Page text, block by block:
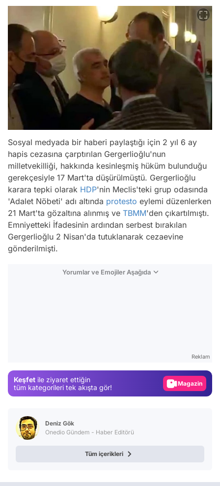
Sosyal medyada bir haberi paylaştığı için 2 yıl 6 ay
hapis cezasına çarptırılan Gergerlioğlu'nun
milletvekilliği, hakkında kesinleşmiş hüküm bulunduğu
gerekçesiyle 17 Mart'ta düşürülmüştü. Gergerlioğlu
karara tepki olarak HDP'nin Meclis'teki grup odasında
'Adalet Nöbeti' adı altında protesto eylemi düzenlerken
21 Mart'ta gözaltına alınmış ve TBMM'den çıkartılmıştı.
Emniyetteki İfadesinin ardından serbest bırakılan
Gergerlioğlu 2 Nisan'da tutuklanarak cezaevine
gönderilmişti.
Yorumlar ve Emojiler Aşağıda
Reklam
Keşfet ile ziyaret ettiğin
tüm kategorileri tek akışta gör!
Magazin
Deniz Gök
Onedio Gündem - Haber Editörü
Tüm içerikleri